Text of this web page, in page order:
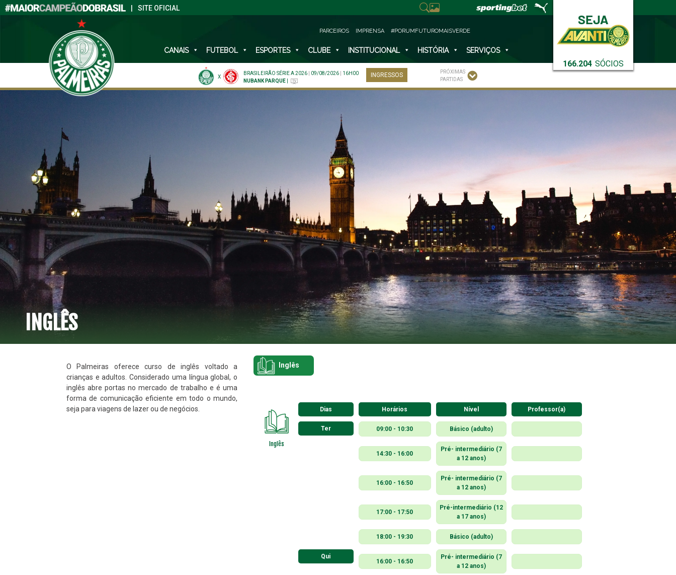
SITE OFICIAL
166.204 SÓCIOS
PARCEIROS IMPRENSA #PORUMFUTUROMAISVERDE
CANAIS FUTEBOL ESPORTES CLUBE INSTITUCIONAL HISTÓRIA SERVIÇOS
X
BRASILEIRÃO SÉRIE A 2026 09/08/2026
16H00
NUBANK PARQUE
INGRESSOS
PRÓXIMAS
PARTIDAS
INGLÊS
O Palmeiras oferece curso de inglês voltado a
crianças e adultos. Considerado uma língua global, o
inglês abre portas no mercado de trabalho e é uma
forma de comunicação eficiente em todo o mundo,
seja para viagens de lazer ou de negócios.
Inglês
Inglês
Dias Horários Nível Professor(a)
Ter 09:00 - 10:30 Básico (adulto)
14:30 - 16:00
Pré- intermediário (7
a 12 anos)
16:00 - 16:50
Pré- intermediário (7
a 12 anos)
17:00 - 17:50
Pré-intermediário (12
a 17 anos)
18:00 - 19:30 Básico (adulto)
Qui
16:00 - 16:50
Pré- intermediário (7
a 12 anos)